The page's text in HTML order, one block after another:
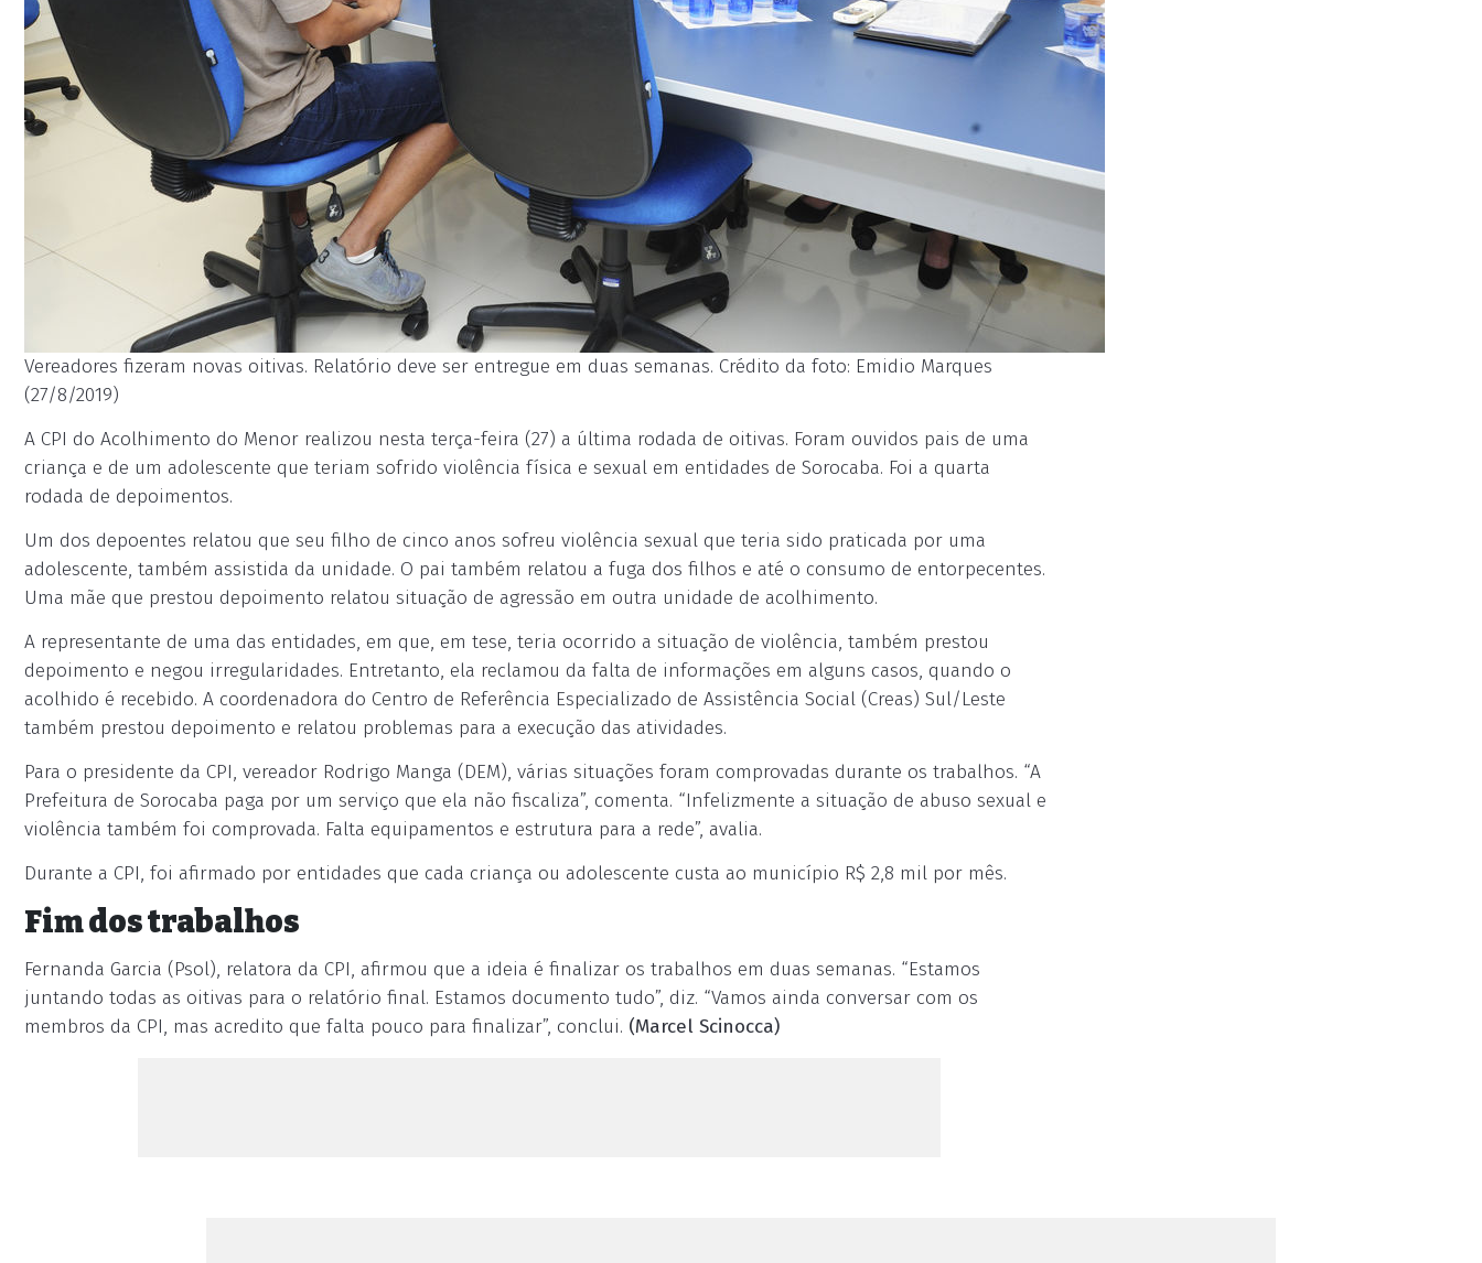
Vereadores fizeram novas oitivas. Relatório deve ser entregue em duas semanas. Crédito da foto: Emidio Marques
(27/8/2019)
A CPI do Acolhimento do Menor realizou nesta terça-feira (27) a última rodada de oitivas. Foram ouvidos pais de uma
criança e de um adolescente que teriam sofrido violência física e sexual em entidades de Sorocaba. Foi a quarta
rodada de depoimentos.
Um dos depoentes relatou que seu filho de cinco anos sofreu violência sexual que teria sido praticada por uma
adolescente, também assistida da unidade. O pai também relatou a fuga dos filhos e até o consumo de entorpecentes.
Uma mãe que prestou depoimento relatou situação de agressão em outra unidade de acolhimento.
A representante de uma das entidades, em que, em tese, teria ocorrido a situação de violência, também prestou
depoimento e negou irregularidades. Entretanto, ela reclamou da falta de informações em alguns casos, quando o
acolhido é recebido. A coordenadora do Centro de Referência Especializado de Assistência Social (Creas) Sul/Leste
também prestou depoimento e relatou problemas para a execução das atividades.
Para o presidente da CPI, vereador Rodrigo Manga (DEM), várias situações foram comprovadas durante os trabalhos. “A
Prefeitura de Sorocaba paga por um serviço que ela não fiscaliza”, comenta. “Infelizmente a situação de abuso sexual e
violência também foi comprovada. Falta equipamentos e estrutura para a rede”, avalia.
Durante a CPI, foi afirmado por entidades que cada criança ou adolescente custa ao município R$ 2,8 mil por mês.
Fim dos trabalhos
Fernanda Garcia (Psol), relatora da CPI, afirmou que a ideia é finalizar os trabalhos em duas semanas. “Estamos
juntando todas as oitivas para o relatório final. Estamos documento tudo”, diz. “Vamos ainda conversar com os
membros da CPI, mas acredito que falta pouco para finalizar”, conclui. (Marcel Scinocca)